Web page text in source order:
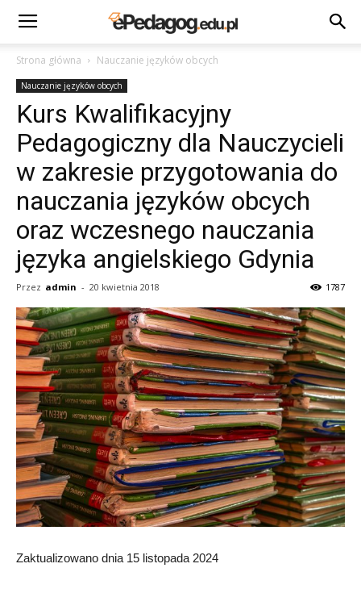
Strona główna Nauczanie języków obcych
Nauczanie języków obcych
Kurs Kwalifikacyjny
Pedagogiczny dla Nauczycieli
w zakresie przygotowania do
nauczania języków obcych
oraz wczesnego nauczania
języka angielskiego Gdynia
Przez admin - 20 kwietnia 2018 1787
Zaktualizowano dnia 15 listopada 2024